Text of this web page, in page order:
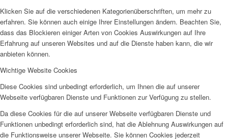
Klicken Sie auf die verschiedenen Kategorienüberschriften, um mehr zu
erfahren. Sie können auch einige Ihrer Einstellungen ändern. Beachten Sie,
dass das Blockieren einiger Arten von Cookies Auswirkungen auf Ihre
Erfahrung auf unseren Websites und auf die Dienste haben kann, die wir
anbieten können.
Wichtige Website Cookies
Diese Cookies sind unbedingt erforderlich, um Ihnen die auf unserer
Webseite verfügbaren Dienste und Funktionen zur Verfügung zu stellen.
Da diese Cookies für die auf unserer Webseite verfügbaren Dienste und
Funktionen unbedingt erforderlich sind, hat die Ablehnung Auswirkungen auf
die Funktionsweise unserer Webseite. Sie können Cookies jederzeit